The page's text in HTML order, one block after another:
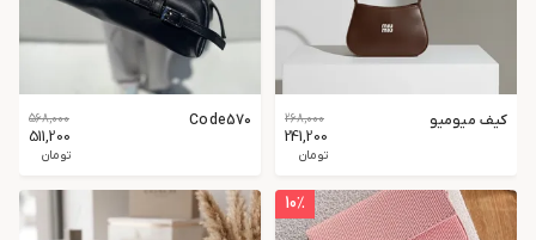
کیف میومیو 268,000
241,200
تومان
Code570
568,000
511,200
تومان
10٪